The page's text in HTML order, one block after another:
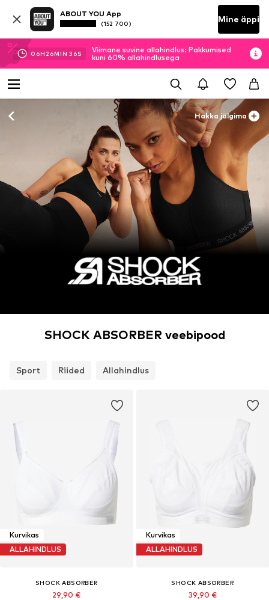
ABOUT YOU App
(152 700) Mine äppi
06H 26MIN 35S
Viimane suvine allahindlus: Pakkumised
kuni 60% allahindlusega
Hakka jälgima
SHOCK ABSORBER veebipood
Sport Riided Allahindlus
Kurvikas
ALLAHINDLUS
SHOCK ABSORBER
29,90 €
Kurvikas
ALLAHINDLUS
SHOCK ABSORBER
39,90 €